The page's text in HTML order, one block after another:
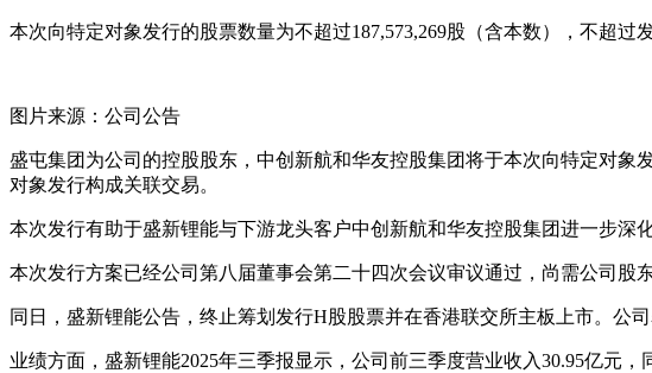
本次向特定对象发行的股票数量为不超过187,573,269股（含本数），不超过
图片来源：公司公告
盛屯集团为公司的控股股东，中创新航和华友控股集团将于本次向特定对
对象发行构成关联交易。
本次发行有助于盛新锂能与下游龙头客户中创新航和华友控股集团进一步深
本次发行方案已经公司第八届董事会第二十四次会议审议通过，尚需公司股
同日，盛新锂能公告，终止筹划发行H股股票并在香港联交所主板上市。公
业绩方面，盛新锂能2025年三季报显示，公司前三季度营业收入30.95亿元